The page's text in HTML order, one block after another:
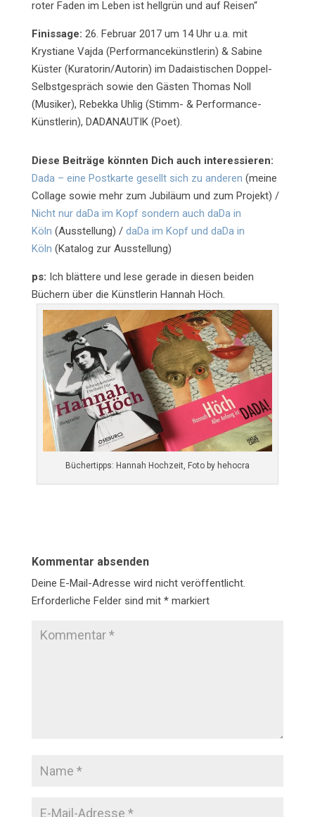
roter Faden im Leben ist hellgrün und auf Reisen“
Finissage: 26. Februar 2017 um 14 Uhr u.a. mit
Krystiane Vajda (Performancekünstlerin) & Sabine
Küster (Kuratorin/Autorin) im Dadaistischen Doppel-
Selbstgespräch sowie den Gästen Thomas Noll
(Musiker), Rebekka Uhlig (Stimm- & Performance-
Künstlerin), DADANAUTIK (Poet).
Diese Beiträge könnten Dich auch interessieren:
Dada – eine Postkarte gesellt sich zu anderen (meine
Collage sowie mehr zum Jubiläum und zum Projekt) /
Nicht nur daDa im Kopf sondern auch daDa in
Köln (Ausstellung) / daDa im Kopf und daDa in
Köln (Katalog zur Ausstellung)
ps: Ich blättere und lese gerade in diesen beiden
Büchern über die Künstlerin Hannah Höch.
Büchertipps: Hannah Hochzeit, Foto by hehocra
Kommentar absenden
Deine E-Mail-Adresse wird nicht veröffentlicht.
Erforderliche Felder sind mit *markiert